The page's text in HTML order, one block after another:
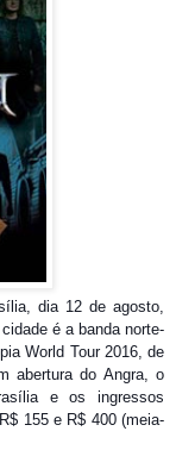
dia 12 de agosto,
é a banda norte-
World Tour 2016, de
abertura do Angra, o
e os ingressos
155e R$ 400 (meia-